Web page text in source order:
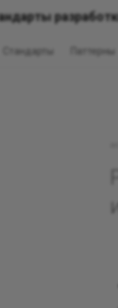
Стандарты Паттерны